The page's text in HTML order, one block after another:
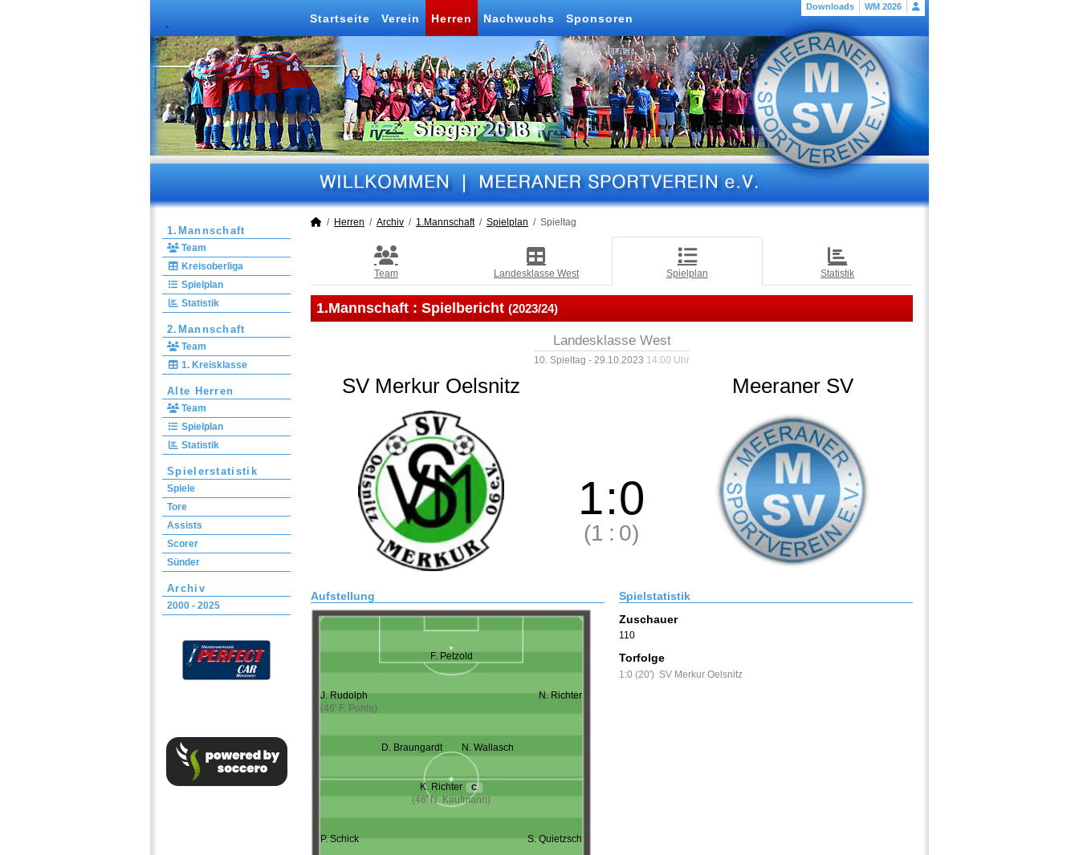
Downloads WM 2026
Startseite Verein Herren Nachwuchs Sponsoren
1.Mannschaft
Team
Kreisoberliga
Spielplan
Statistik
2.Mannschaft
Team
1. Kreisklasse
Alte Herren
Team
Spielplan
Statistik
Spielerstatistik
Spiele
Tore
Assists
Scorer
Sünder
Archiv
2000 - 2025
Herren Archiv 1.Mannschaft Spielplan Spieltag
Team Landesklasse West Spielplan Statistik
1.Mannschaft : Spielbericht (2023/24)
Landesklasse West
10. Spieltag - 29.10.2023 14:00 Uhr
SV Merkur Oelsnitz Meeraner SV
1:0
(1 : 0)
Aufstellung
F. Petzold
J. Rudolph
(46' F. Pohle)
N. Richter
D. Braungardt N. Wallasch
K. Richter C
(46' N. Kaufmann)
P. Schick S. Quietzsch
Spielstatistik
Zuschauer
110
Torfolge
1:0 (20') SV Merkur Oelsnitz